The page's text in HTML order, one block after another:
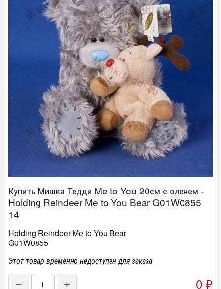
Купить Мишка Тедди Me to You 20см с оленем -
Holding Reindeer Me to You Bear G01W0855
14
Holding Reindeer Me to You Bear
G01W0855
Этот товар временно недоступен для заказа
− + 0 ₽